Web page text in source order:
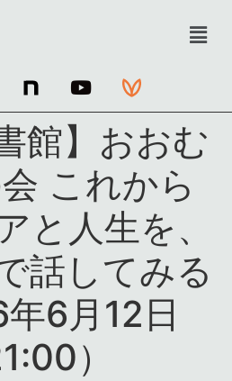
館】おおむ
これから
と人生を、
話してみる
6月12日
）